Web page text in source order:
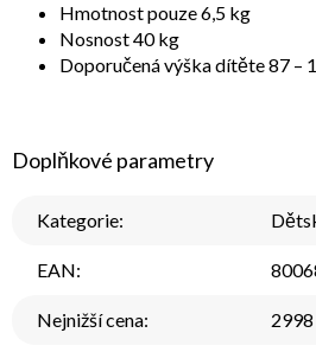
Hmotnost pouze 6,5 kg
Nosnost 40 kg
Doporučená výška dítěte 87 –
Doplňkové parametry
Kategorie:
EAN:
Nejnižší cena: